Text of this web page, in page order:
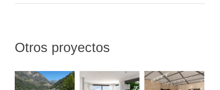
Otros proyectos